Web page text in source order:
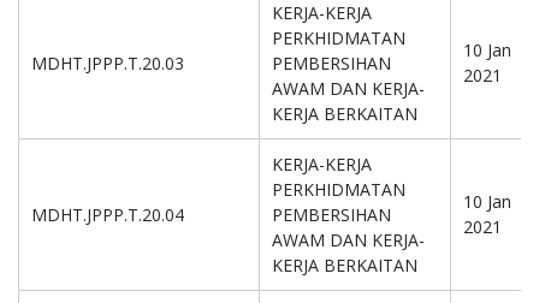
MDHT.JPPP.T.20.03
KERJA-KERJA
PERKHIDMATAN
PEMBERSIHAN
AWAM DAN KERJA-
KERJA BERKAITAN
10 Jan
2021
MDHT.JPPP.T.20.04
KERJA-KERJA
PERKHIDMATAN
PEMBERSIHAN
AWAM DAN KERJA-
KERJA BERKAITAN
10 Jan
2021